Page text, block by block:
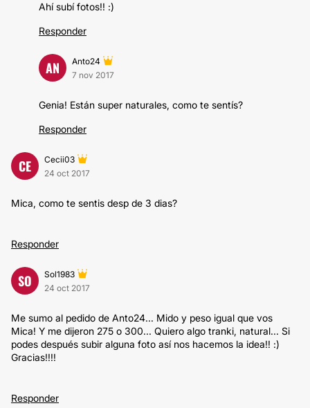
Ahí subí fotos!! :)
Responder
AN
Anto24
7 nov 2017
Genia! Están super naturales, como te sentís?
Responder
CE
Cecii03
24 oct 2017
Mica, como te sentis desp de 3 dias?
Responder
SO
Sol1983
24 oct 2017
Me sumo al pedido de Anto24... Mido y peso igual que vos
Mica! Y me dijeron 275 o 300... Quiero algo tranki, natural... Si
podes después subir alguna foto así nos hacemos la idea!! :)
Gracias!!!!
Responder